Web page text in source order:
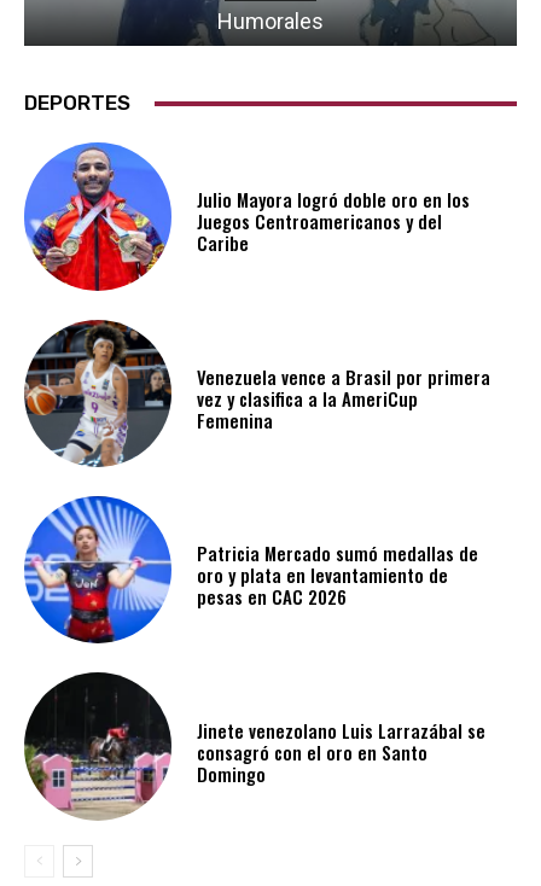
Humorales
DEPORTES
Julio Mayora logró doble oro en los
Juegos Centroamericanos y del
Caribe
Venezuela vence a Brasil por primera
vez y clasifica a la AmeriCup
Femenina​
Patricia Mercado sumó medallas de
oro y plata en levantamiento de
pesas en CAC 2026
Jinete venezolano Luis Larrazábal se
consagró con el oro en Santo
Domingo